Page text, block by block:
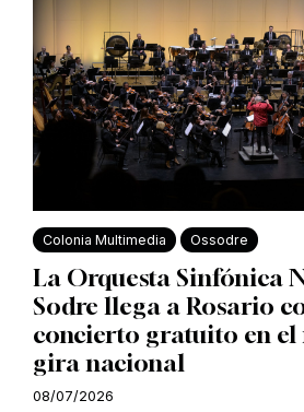
Colonia Multimedia Ossodre
La Orquesta Sinfónica
Sodre llega a Rosario
concierto gratuito en el
gira nacional
08/07/2026